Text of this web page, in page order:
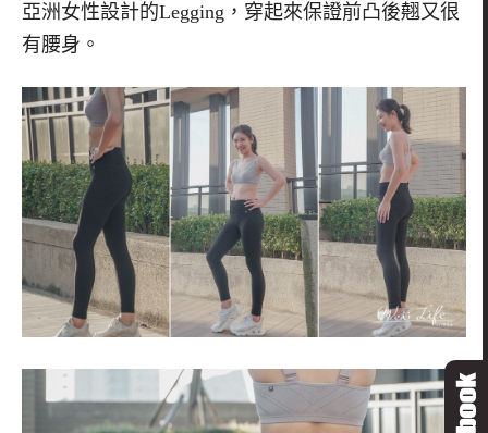
亞洲女性設計的Legging，穿起來保證前凸後翹又很
有腰身。